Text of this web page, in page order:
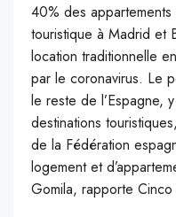
40% des
touristique à Madrid et
location traditionnelle
par le coronavirus. Le
le reste de l’Espagne,
destinations
de la Fédération
logement et
Gomila, rapporte